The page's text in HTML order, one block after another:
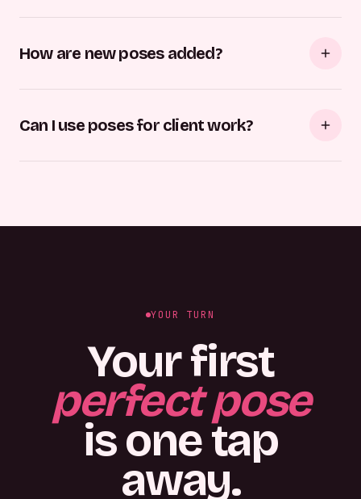
How are new poses added?
Can I use poses for client work?
YOUR TURN
Your first
perfect pose
is one tap
away.